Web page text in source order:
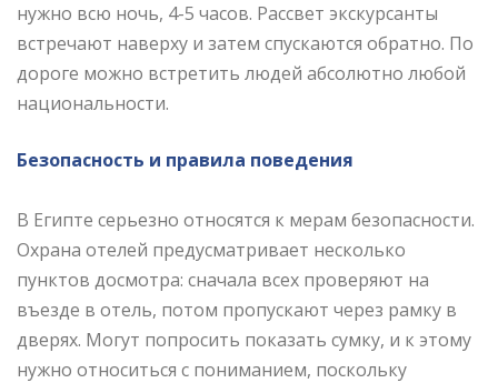
нужно всю ночь, 4-5 часов. Рассвет экскурсанты
встречают наверху и затем спускаются обратно. По
дороге можно встретить людей абсолютно любой
национальности.
Безопасность и правила поведения
В Египте серьезно относятся к мерам безопасности.
Охрана отелей предусматривает несколько
пунктов досмотра: сначала всех проверяют на
въезде в отель, потом пропускают через рамку в
дверях. Могут попросить показать сумку, и к этому
нужно относиться с пониманием, поскольку